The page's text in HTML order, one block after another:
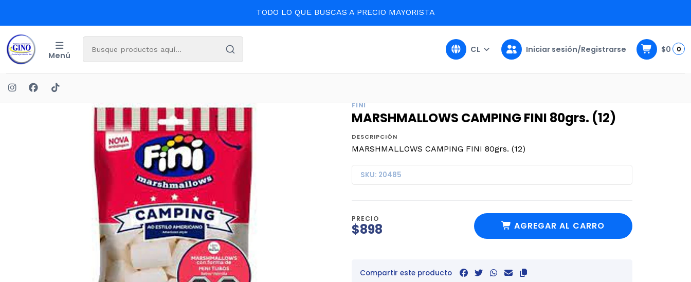
TODO LO QUE BUSCAS A PRECIO MAYORISTA
Menú
CL Iniciar sesión/Registrarse $0 0
FINI
MARSHMALLOWS CAMPING FINI 80grs. (12)
DESCRIPCIÓN
MARSHMALLOWS CAMPING FINI 80grs. (12)
SKU: 20485
PRECIO
$898 AGREGAR AL CARRO
Compartir este producto